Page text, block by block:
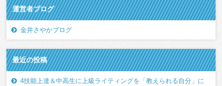
運営者ブログ
金井さやかブログ
最近の投稿
4技能上達＆中高生に上級ライティングを「教えられる自分」に